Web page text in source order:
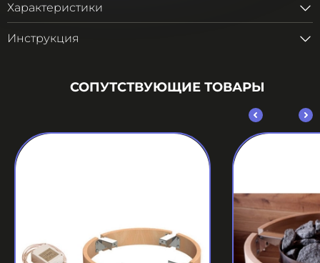
Характеристики
Инструкция
СОПУТСТВУЮЩИЕ ТОВАРЫ